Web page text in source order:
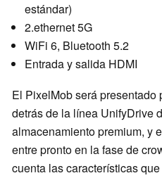
estándar)
2.ethernet 5G
WiFi 6, Bluetooth 5.2
Entrada y salida HDMI
El PixelMob será presentado
detrás de la línea UnifyDrive
almacenamiento premium, y
entre pronto en la fase de
cuenta las características